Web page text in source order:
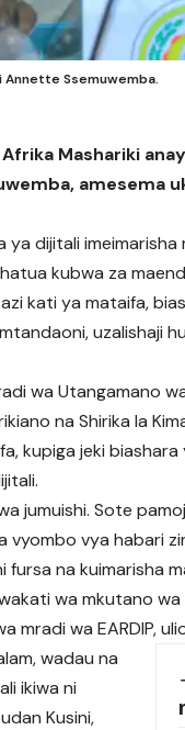
Annette Ssemuwemba.
Mashariki
amesema
ya dijitali
kubwa za
kati ya mataifa,
uzalishaji
wa Utangamano
na Shirika la
kupiga jeki
jumuishi. Sote
vyombo vya habari
na kuimarisha
wa mkutano
mradi wa EARDIP,
wadau na
ikiwa ni
Kusini,